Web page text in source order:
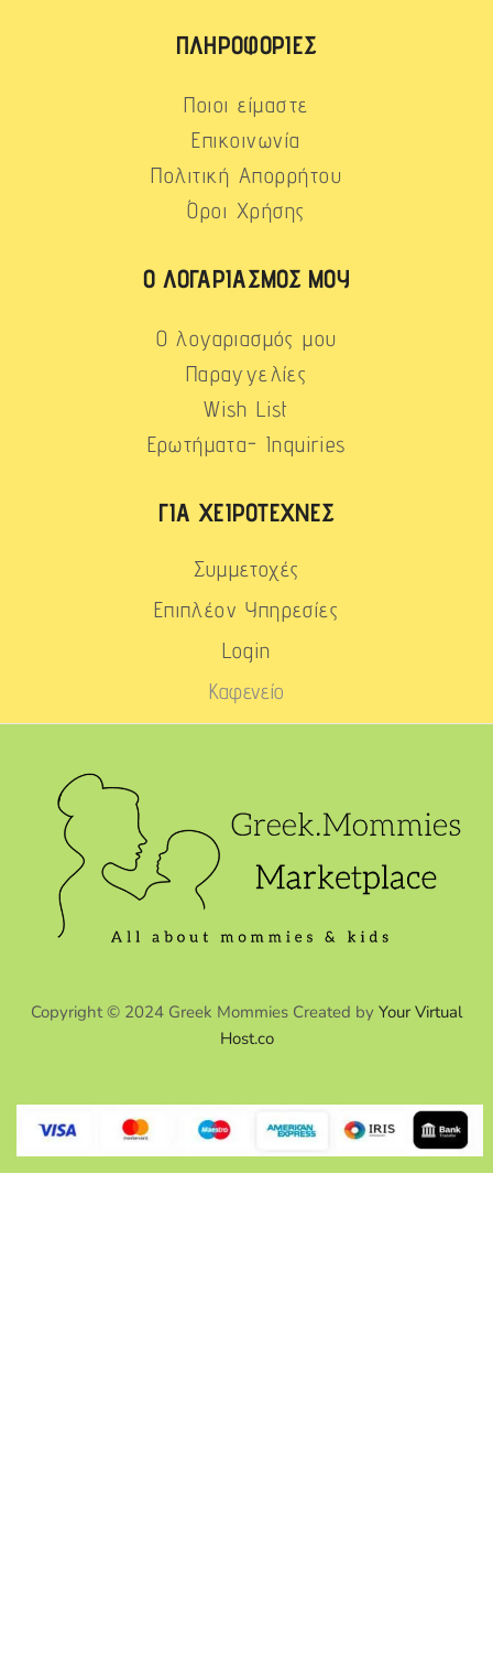
ΠΛΗΡΟΦΟΡΊΕΣ
Ποιοι είμαστε
Επικοινωνία
Πολιτική Απορρήτου
Όροι Χρήσης
Ο ΛΟΓΑΡΙΑΣΜΌΣ ΜΟΥ
Ο λογαριασμός μου
Παραγγελίες
Wish List
Ερωτήματα- Inquiries
ΓΙΑ ΧΕΙΡΟΤΈΧΝΕΣ
Συμμετοχές
Επιπλέον Υπηρεσίες
Login
Καφενείο
Copyright © 2024 Greek Mommies Created by Your Virtual
Host.co